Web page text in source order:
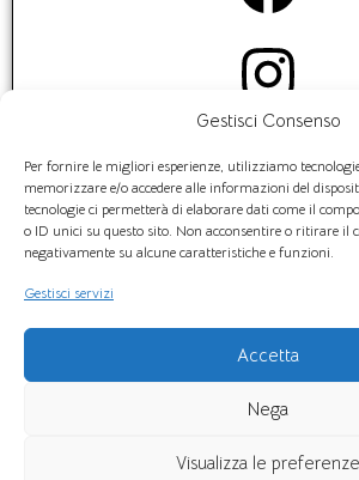
Gestisci Consenso
Per fornire le migliori esperienze, utilizziamo
memorizzare e/o accedere alle informazioni del
tecnologie ci permetterà di elaborare dati come il
o ID unici su questo sito. Non acconsentire o ritirare il
negativamente su alcune caratteristiche e funzioni.
Gestisci servizi
Accetta
Nega
Visualizza le preferenze
SWITCH LUCE & GAS S.r.l. Via
300.000,00 i.v. – PEC:
SWITCH LUCE &
e-mail DPO:
Cookie Policy|Note Legali|